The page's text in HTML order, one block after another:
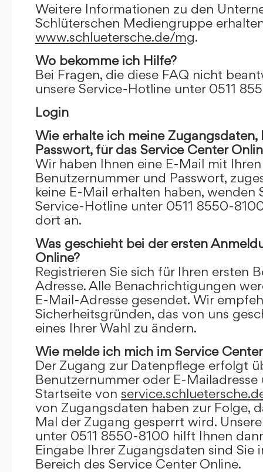
Weitere Informationen zu den
Schlüterschen Mediengruppe
www.schluetersche.de/mg.
Wo bekomme ich Hilfe?
Bei Fragen, die diese FAQ nicht
unsere Service-Hotline unter 0511
Login
Wie erhalte ich meine
Passwort, für das Service Center
Wir haben Ihnen eine E-Mail mit
Benutzernummer und Passwort,
keine E-Mail erhalten haben, wenden
Service-Hotline unter 0511 8550-
dort an.
Was geschieht bei der ersten
Online?
Registrieren Sie sich für Ihren ersten
Adresse. Alle Benachrichtigungen
E-Mail-Adresse gesendet. Wir
Sicherheitsgründen, das von uns
eines Ihrer Wahl zu ändern.
Wie melde ich mich im Service
Der Zugang zur Datenpflege erfolgt
Benutzernummer oder E-
Startseite von
von Zugangsdaten haben zur Folge,
Mal der Zugang gesperrt wird.
unter 0511 8550-8100 hilft Ihnen
Eingabe Ihrer Zugangsdaten sind Sie
Bereich des Service Center Online.